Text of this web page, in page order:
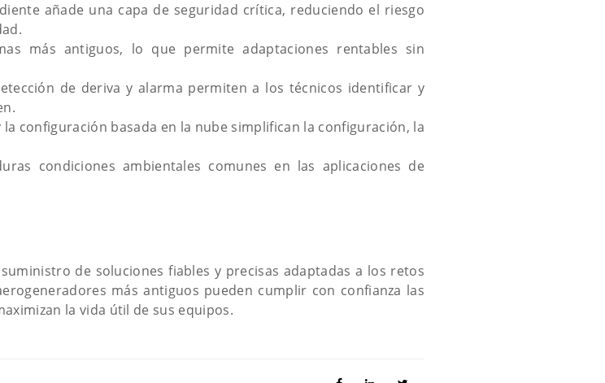
añade una capa de seguridad crítica, reduciendo el riesgo
más antiguos, lo que permite adaptaciones rentables sin
de deriva y alarma permiten a los técnicos identificar y
configuración basada en la nube simplifican la configuración, la
condiciones ambientales comunes en las aplicaciones de
de soluciones fiables y precisas adaptadas a los retos
más antiguos pueden cumplir con confianza las
la vida útil de sus equipos.